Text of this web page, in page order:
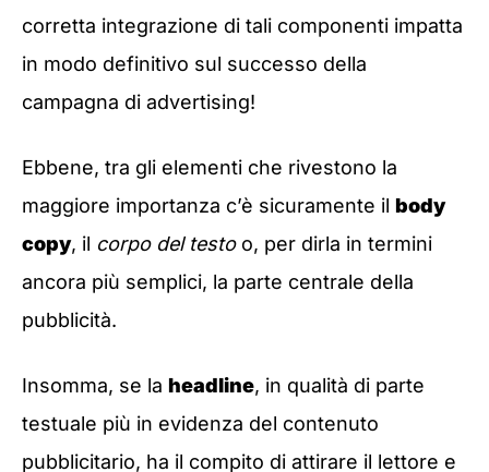
corretta integrazione di tali componenti impatta
in modo definitivo sul successo della
campagna di advertising!
Ebbene, tra gli elementi che rivestono la
maggiore importanza c’è sicuramente il body
copy, il corpo del testoo, per dirla in termini
ancora più semplici, la parte centrale della
pubblicità.
Insomma, se la headline, in qualità di parte
testuale più in evidenza del contenuto
pubblicitario, ha il compito di attirare il lettore e